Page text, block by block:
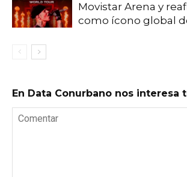
Movistar Arena y
como ícono global
En Data Conurbano nos interesa